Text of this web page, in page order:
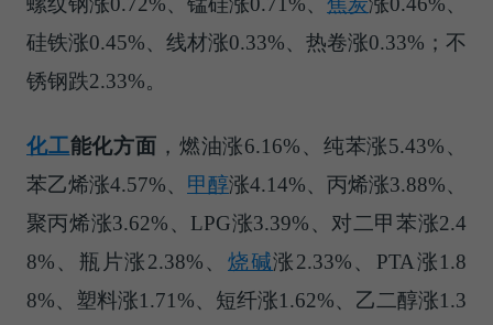
硅铁涨0.45%、线材涨0.33%、热卷涨0.33%；不
锈钢跌2.33%。
化工能化方面 ，燃油涨6.16%、纯苯涨5.43%、
苯乙烯涨4.57%、 甲醇涨4.14%、丙烯涨3.88%、
聚丙烯涨3.62%、LPG涨3.39%、对二甲苯涨2.4
8%、瓶片涨2.38%、 烧碱涨2.33%、PTA涨1.8
8%、塑料涨1.71%、短纤涨1.62%、乙二醇涨1.3